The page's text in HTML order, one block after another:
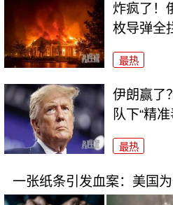
炸疯了！
枚导弹全
最热
伊朗赢了
队下“精
最热
一张纸条引发血案：美国为